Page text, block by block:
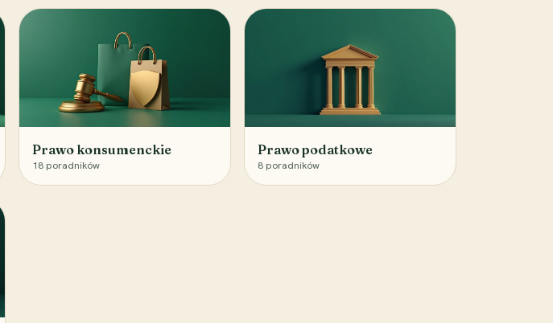
Prawo konsumenckie
18 poradników
Prawo podatkowe
8 poradników